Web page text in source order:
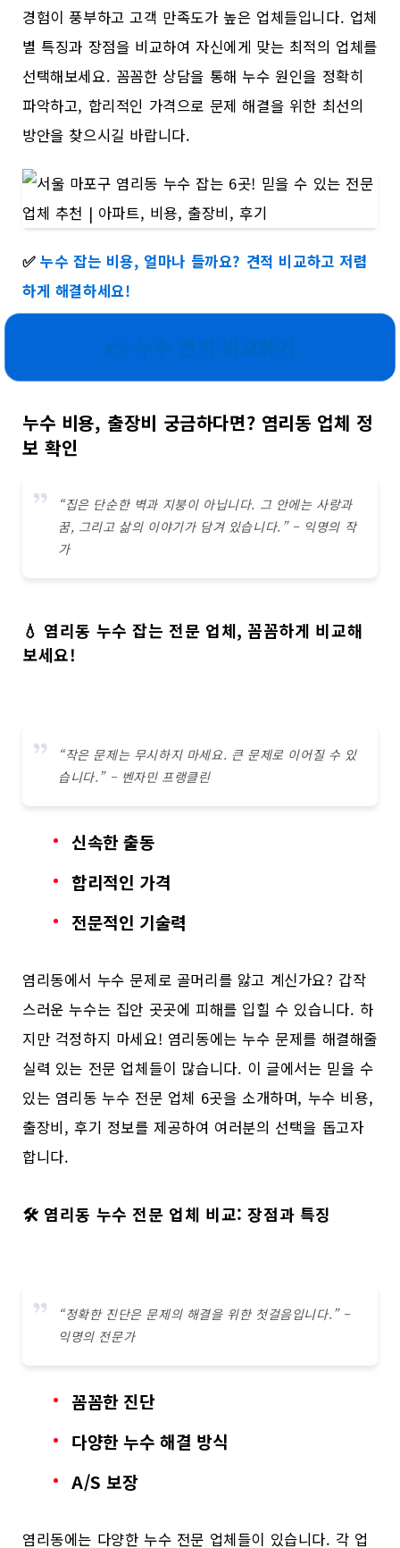
경험이 풍부하고 고객 만족도가 높은 업체들입니다. 업체
별 특징과 장점을 비교하여 자신에게 맞는 최적의 업체를
선택해보세요. 꼼꼼한 상담을 통해 누수 원인을 정확히
파악하고, 합리적인 가격으로 문제 해결을 위한 최선의
방안을 찾으시길 바랍니다.
✅누수 잡는 비용, 얼마나 들까요? 견적 비교하고 저렴
하게 해결하세요!
누수 비용, 출장비 궁금하다면? 염리동 업체 정
보 확인
“집은 단순한 벽과 지붕이 아닙니다. 그 안에는 사랑과
꿈, 그리고 삶의 이야기가 담겨 있습니다.” – 익명의 작
가
💧 염리동 누수 잡는 전문 업체, 꼼꼼하게 비교해
보세요!
“작은 문제는 무시하지 마세요. 큰 문제로 이어질 수 있
습니다.” – 벤자민 프랭클린
신속한 출동
합리적인 가격
전문적인 기술력
염리동에서 누수 문제로 골머리를 앓고 계신가요? 갑작
스러운 누수는 집안 곳곳에 피해를 입힐 수 있습니다. 하
지만 걱정하지 마세요! 염리동에는 누수 문제를 해결해줄
실력 있는 전문 업체들이 많습니다. 이 글에서는 믿을 수
있는 염리동 누수 전문 업체 6곳을 소개하며, 누수 비용,
출장비, 후기 정보를 제공하여 여러분의 선택을 돕고자
합니다.
🛠️ 염리동 누수 전문 업체 비교: 장점과 특징
“정확한 진단은 문제의 해결을 위한 첫걸음입니다.” –
익명의 전문가
꼼꼼한 진단
다양한 누수 해결 방식
A/S 보장
염리동에는 다양한 누수 전문 업체들이 있습니다. 각 업